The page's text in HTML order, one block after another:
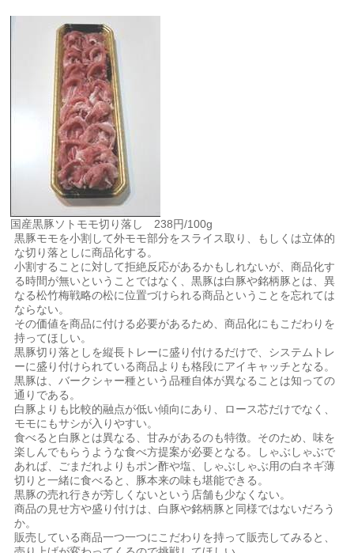
国産黒豚ソトモモ切り落し 238円/100g
黒豚モモを小割して外モモ部分をスライス取り、もしくは立体的
な切り落としに商品化する。
小割することに対して拒絶反応があるかもしれないが、商品化す
る時間が無いということではなく、黒豚は白豚や銘柄豚とは、異
なる松竹梅戦略の松に位置づけられる商品ということを忘れては
ならない。
その価値を商品に付ける必要があるため、商品化にもこだわりを
持ってほしい。
黒豚切り落としを縦長トレーに盛り付けるだけで、システムトレ
ーに盛り付けられている商品よりも格段にアイキャッチとなる。
黒豚は、バークシャー種という品種自体が異なることは知っての
通りである。
白豚よりも比較的融点が低い傾向にあり、ロース芯だけでなく、
モモにもサシが入りやすい。
食べると白豚とは異なる、甘みがあるのも特徴。そのため、味を
楽しんでもらうような食べ方提案が必要となる。しゃぶしゃぶで
あれば、ごまだれよりもポン酢や塩、しゃぶしゃぶ用の白ネギ薄
切りと一緒に食べると、豚本来の味も堪能できる。
黒豚の売れ行きが芳しくないという店舗も少なくない。
商品の見せ方や盛り付けは、白豚や銘柄豚と同様ではないだろう
か。
販売している商品一つ一つにこだわりを持って販売してみると、